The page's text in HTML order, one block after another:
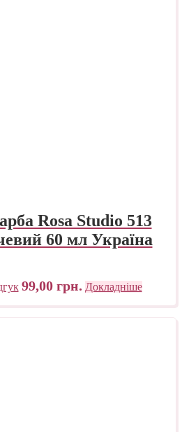
Rosa Studio 513
60 мл Україна
99,00 грн. Докладніше